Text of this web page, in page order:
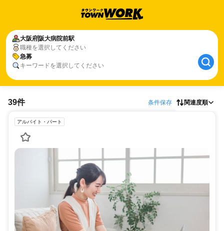
大阪府 阪大病院前駅
職種を選択してください
急募
キーワードを選択してください
39件 条件保存 関連度順
アルバイト・パート